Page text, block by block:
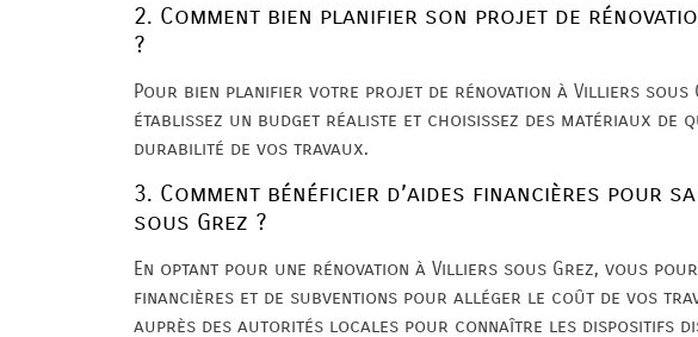
2. Comment bien planifier son projet de
?
Pour bien planifier votre projet de rénovation à Villiers sous
établissez un budget réaliste et choisissez des matériaux
durabilité de vos travaux.
3. Comment bénéficier d’aides financières pour
sous Grez ?
En optant pour une rénovation à Villiers sous Grez, vous
financières et de subventions pour alléger le coût de vos
auprès des autorités locales pour connaître les dispositifs